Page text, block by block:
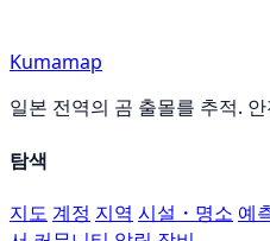
Kumamap
일본 전역의 곰 출몰를 추적.
탐색
지도 계정 지역 시설・명소 예